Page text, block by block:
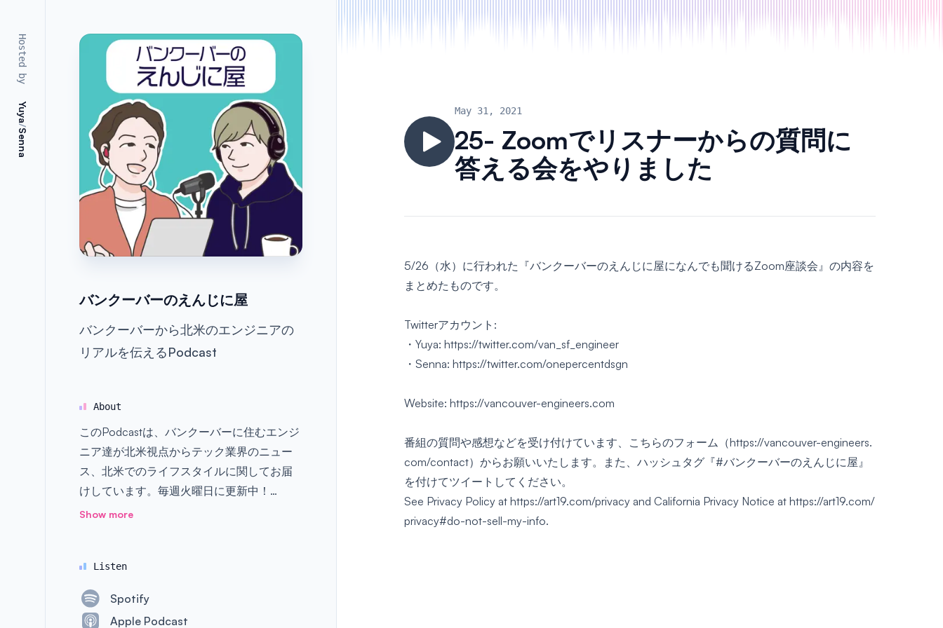
Hosted by
Yuya
/
Senna
バンクーバーのえんじに屋
バンクーバーから北米のエンジニアの
リアルを伝えるPodcast
About
このPodcastは、バンクーバーに住むエンジ
ニア達が北米視点からテック業界のニュー
ス、北米でのライフスタイルに関してお届
けしています。毎週火曜日に更新中！
らバンクーバーに移住。
Senna: エンジニア・デザイナーに特化した
Show more
Listen
Spotify
Apple Podcast
25- Zoomでリスナーからの質問に
答える会をやりました
May 31, 2021
5/26（水）に行われた『バンクーバーのえんじに屋になんでも聞けるZoom座談会』の内容を
まとめたものです。
Twitterアカウント:
・ Yuya: https://twitter.com/van_sf_engineer
・ Senna: https://twitter.com/onepercentdsgn
Website: https://vancouver-engineers.com
番組の質問や感想などを受け付けています、こちらのフォーム （https://vancouver-engineers.
com/contact）からお願いいたします。また、ハッシュタグ『#バンクーバーのえんじに屋』
を付けてツイートしてください。
See Privacy Policy at https://art19.com/privacy and California Privacy Notice at https://art19.com/
privacy#do-not-sell-my-info.